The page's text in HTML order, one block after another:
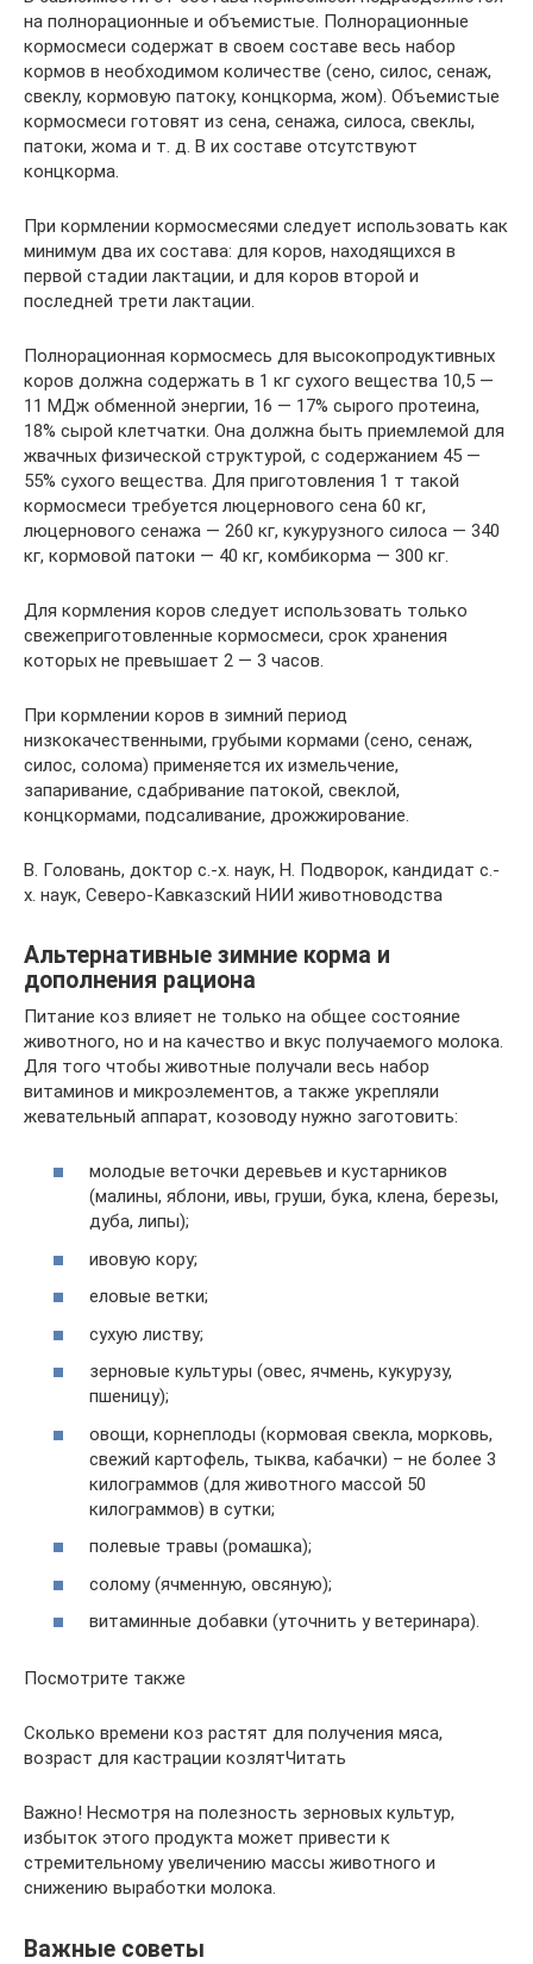
на полнорационные и объемистые. Полнорационные
кормосмеси содержат в своем составе весь набор
кормов в необходимом количестве (сено, силос, сенаж,
свеклу, кормовую патоку, концкорма, жом). Объемистые
кормосмеси готовят из сена, сенажа, силоса, свеклы,
патоки, жома и т. д. В их составе отсутствуют
концкорма.
При кормлении кормосмесями следует использовать как
минимум два их состава: для коров, находящихся в
первой стадии лактации, и для коров второй и
последней трети лактации.
Полнорационная кормосмесь для высокопродуктивных
коров должна содержать в 1 кг сухого вещества 10,5 —
11 МДж обменной энергии, 16 — 17% сырого протеина,
18% сырой клетчатки. Она должна быть приемлемой для
жвачных физической структурой, с содержанием 45 —
55% сухого вещества. Для приготовления 1 т такой
кормосмеси требуется люцернового сена 60 кг,
люцернового сенажа — 260 кг, кукурузного силоса — 340
кг, кормовой патоки — 40 кг, комбикорма — 300 кг.
Для кормления коров следует использовать только
свежеприготовленные кормосмеси, срок хранения
которых не превышает 2 — 3 часов.
При кормлении коров в зимний период
низкокачественными, грубыми кормами (сено, сенаж,
силос, солома) применяется их измельчение,
запаривание, сдабривание патокой, свеклой,
концкормами, подсаливание, дрожжирование.
В. Головань, доктор с.-х. наук, Н. Подворок, кандидат с.-
х. наук, Северо-Кавказский НИИ животноводства
Альтернативные зимние корма и
дополнения рациона
Питание коз влияет не только на общее состояние
животного, но и на качество и вкус получаемого молока.
Для того чтобы животные получали весь набор
витаминов и микроэлементов, а также укрепляли
жевательный аппарат, козоводу нужно заготовить:
молодые веточки деревьев и кустарников
(малины, яблони, ивы, груши, бука, клена, березы,
дуба, липы);
ивовую кору;
еловые ветки;
сухую листву;
зерновые культуры (овес, ячмень, кукурузу,
пшеницу);
овощи, корнеплоды (кормовая свекла, морковь,
свежий картофель, тыква, кабачки) – не более 3
килограммов (для животного массой 50
килограммов) в сутки;
полевые травы (ромашка);
солому (ячменную, овсяную);
витаминные добавки (уточнить у ветеринара).
Посмотрите также
Сколько времени коз растят для получения мяса,
возраст для кастрации козлятЧитать
Важно! Несмотря на полезность зерновых культур,
избыток этого продукта может привести к
стремительному увеличению массы животного и
снижению выработки молока.
Важные советы